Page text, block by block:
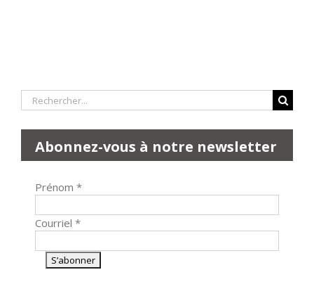
Rechercher:
Abonnez-vous à notre newsletter
Prénom *
Courriel *